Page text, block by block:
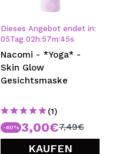
Dieses Angebot endet in:
05Tag 02h:57m:45s
Nacomi - *Yoga* -
Skin Glow
Gesichtsmaske
(1)
-60% 3,00€7,49€
KAUFEN